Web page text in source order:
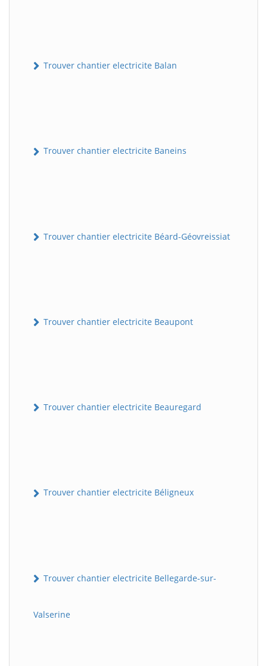
Trouver chantier electricite Balan
Trouver chantier electricite Baneins
Trouver chantier electricite Béard-Géovreissiat
Trouver chantier electricite Beaupont
Trouver chantier electricite Beauregard
Trouver chantier electricite Béligneux
Trouver chantier electricite Bellegarde-sur-
Valserine